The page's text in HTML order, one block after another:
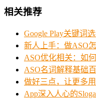
相关推荐
Google Play关键词
新人上手：做ASO
ASO优化相关：如
ASO名词解释基础
做好三点，让更多
App深入人心的